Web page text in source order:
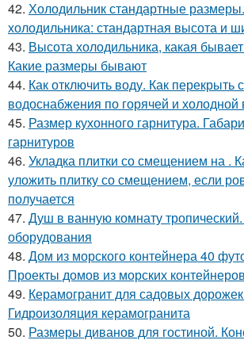
42. Холодильник стандартные
холодильника: стандартная высота и
43. Высота холодильника, какая
Какие размеры бывают
44. Как отключить воду. Как перекрыть
водоснабжения по горячей и холодной
45. Размер кухонного гарнитура.
гарнитуров
46. Укладка плитки со смещением на .
уложить плитку со смещением, если
получается
47. Душ в ванную комнату
оборудования
48. Дом из морского контейнера 40
Проекты домов из морских контейнеров
49. Керамогранит для садовых
Гидроизоляция керамогранита
50. Размеры диванов для гостиной.